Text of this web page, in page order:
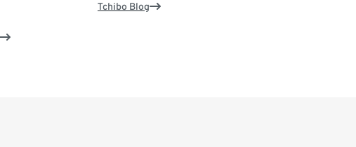
Tchibo Blog